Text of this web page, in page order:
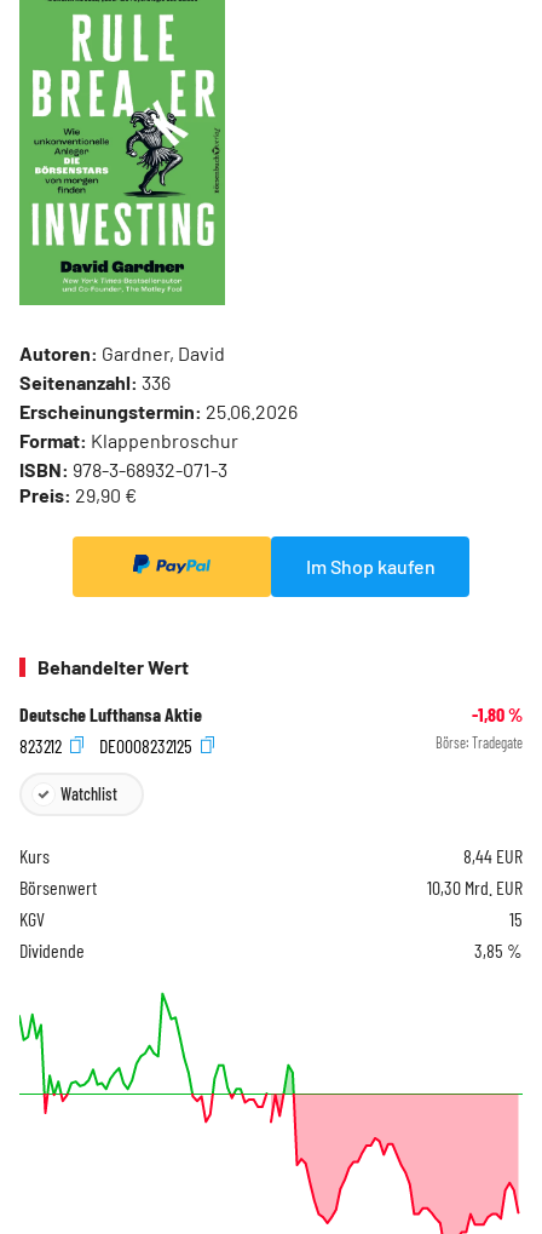
Autoren: Gardner, David
Seitenanzahl: 336
Erscheinungstermin: 25.06.2026
Format: Klappenbroschur
ISBN: 978-3-68932-071-3
Preis: 29,90 €
Im Shop kaufen
Behandelter Wert
Deutsche Lufthansa Aktie -1,80%
823212
DE0008232125 Börse: Tradegate
Watchlist
Kurs 8,44 EUR
Börsenwert
10,30 Mrd. EUR
KGV
15
Dividende
3,85 %